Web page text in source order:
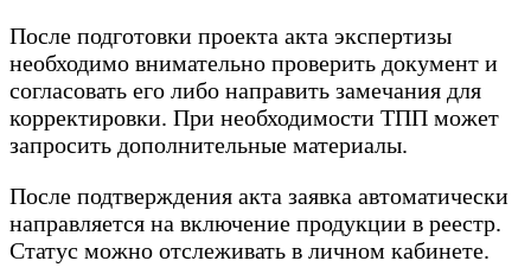
После подготовки проекта акта экспертизы
необходимо внимательно проверить документ и
согласовать его либо направить замечания для
корректировки. При необходимости ТПП может
запросить дополнительные материалы.
После подтверждения акта заявка автоматически
направляется на включение продукции в реестр.
Статус можно отслеживать в личном кабинете.